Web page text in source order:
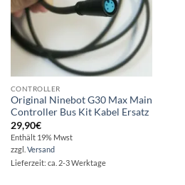
CONTROLLER
Original Ninebot G30 Max Main
Controller Bus Kit Kabel Ersatz
29,90€
Enthält 19% Mwst
zzgl. Versand
Lieferzeit: ca. 2-3 Werktage